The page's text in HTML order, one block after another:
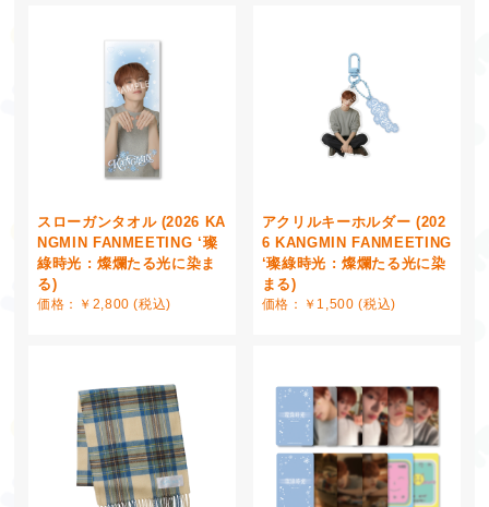
スローガンタオル (2026 KA
NGMIN FANMEETING ‘璨
綠時光 : 燦爛たる光に染ま
る)
価格：￥2,800 (税込)
アクリルキーホルダー (202
6 KANGMIN FANMEETING
‘璨綠時光 : 燦爛たる光に染
まる)
価格：￥1,500 (税込)